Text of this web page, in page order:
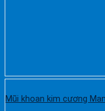
Mũi khoan kim cương